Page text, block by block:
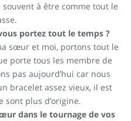
à être comme tout le
portez tout le temps ?
sœur et moi, portons tout le
porte tous les membre de
pas aujourd’hui car nous
bracelet assez vieux, il est
sont plus d’origine.
dans le tournage de vos